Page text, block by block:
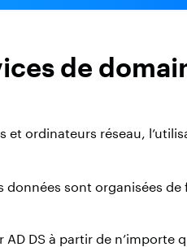
de
ordinateurs réseau,
sont organisées de
AD DS à partir de n’importe